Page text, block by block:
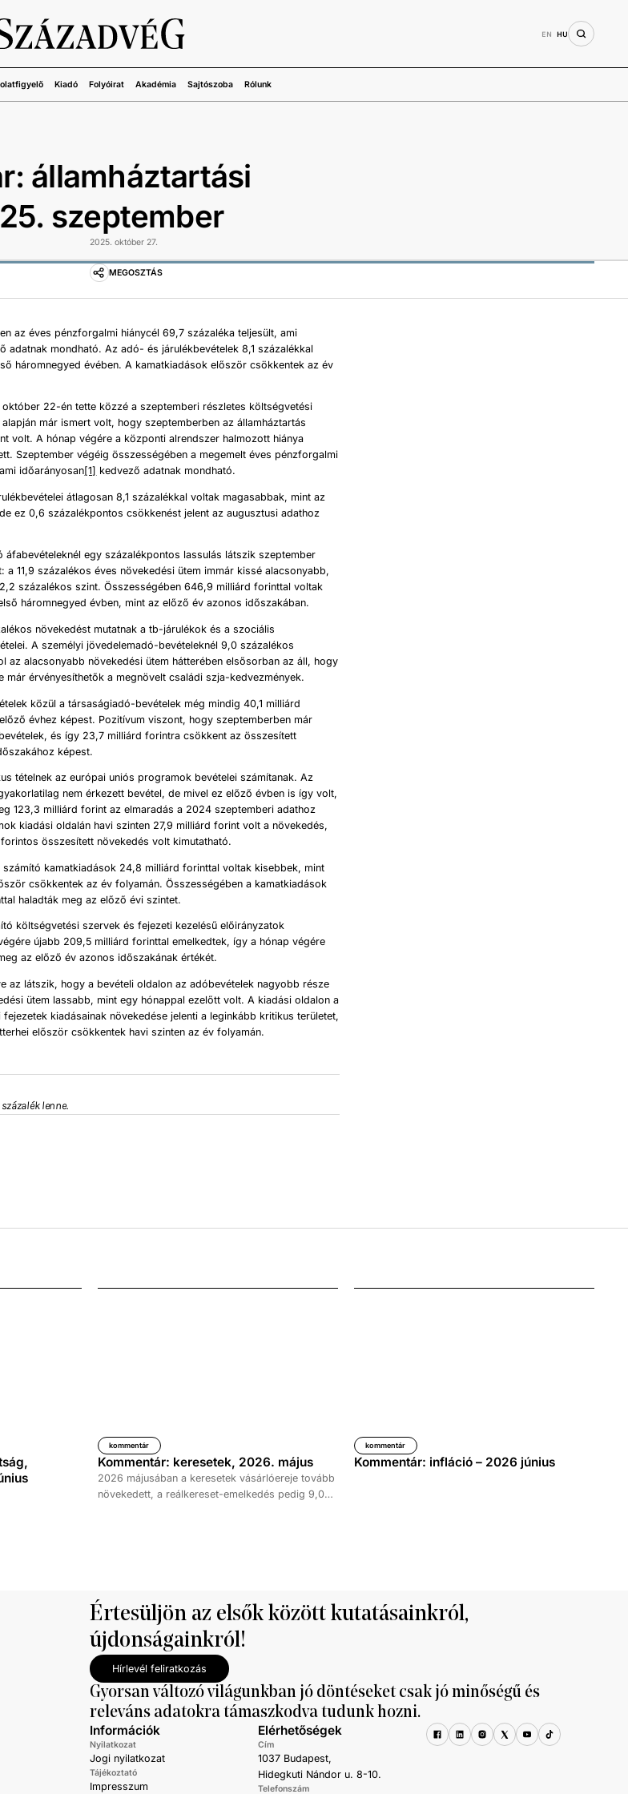
EN HU
Kiadó Folyóirat Akadémia Sajtószoba Rólunk
államháztartási
szeptember
2025. október 27.
MEGOSZTÁS
az éves pénzforgalmi hiánycél 69,7 százaléka teljesült, ami
adatnak mondható. Az adó- és járulékbevételek 8,1 százalékkal
háromnegyed évében. A kamatkiadások először csökkentek az év
22-én tette közzé a szeptemberi részletes költségvetési
már ismert volt, hogy szeptemberben az államháztartás
volt. A hónap végére a központi alrendszer halmozott hiánya
Szeptember végéig összességében a megemelt éves pénzforgalmi
időarányosan[1] kedvező adatnak mondható.
átlagosan 8,1 százalékkal voltak magasabbak, mint az
ez 0,6 százalékpontos csökkenést jelent az augusztusi adathoz
áfabevételeknél egy százalékpontos lassulás látszik szeptember
a 11,9 százalékos éves növekedési ütem immár kissé alacsonyabb,
százalékos szint. Összességében 646,9 milliárd forinttal voltak
háromnegyed évben, mint az előző év azonos időszakában.
növekedést mutatnak a tb-járulékok és a szociális
A személyi jövedelemadó-bevételeknél 9,0 százalékos
az alacsonyabb növekedési ütem hátterében elsősorban az áll, hogy
már érvényesíthetők a megnövelt családi szja-kedvezmények.
közül a társaságiadó-bevételek még mindig 40,1 milliárd
évhez képest. Pozitívum viszont, hogy szeptemberben már
és így 23,7 milliárd forintra csökkent az összesített
képest.
tételnek az európai uniós programok bevételei számítanak. Az
nem érkezett bevétel, de mivel ez előző évben is így volt,
123,3 milliárd forint az elmaradás a 2024 szeptemberi adathoz
kiadási oldalán havi szinten 27,9 milliárd forint volt a növekedés,
összesített növekedés volt kimutatható.
kamatkiadások 24,8 milliárd forinttal voltak kisebbek, mint
csökkentek az év folyamán. Összességében a kamatkiadások
haladták meg az előző évi szintet.
költségvetési szervek és fejezeti kezelésű előirányzatok
újabb 209,5 milliárd forinttal emelkedtek, így a hónap végére
az előző év azonos időszakának értékét.
az látszik, hogy a bevételi oldalon az adóbevételek nagyobb része
ütem lassabb, mint egy hónappal ezelőtt volt. A kiadási oldalon a
kiadásainak növekedése jelenti a leginkább kritikus területet,
először csökkentek havi szinten az év folyamán.
lenne.
kommentár
Kommentár: keresetek, 2026. május
2026 májusában a keresetek vásárlóereje tovább
növekedett, a reálkereset-emelkedés pedig 9,0
kommentár
Kommentár: infláció – 2026 június
Értesüljön az elsők között kutatásainkról,
újdonságainkról!
Hírlevél feliratkozás
Gyorsan változó világunkban jó döntéseket csak jó minőségű és
releváns adatokra támaszkodva tudunk hozni.
Információk
Nyilatkozat
Jogi nyilatkozat
Tájékoztató
Impresszum
Elérhetőségek
Cím
1037 Budapest,
Hidegkuti Nándor u. 8-10.
Telefonszám